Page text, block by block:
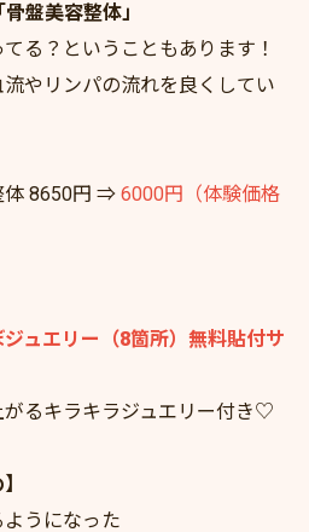
盤美容整体」
？ということもあります！
リンパの流れを良くしてい
8650円 ⇒ 6000円（体験価格
ュエリー（8箇所）無料貼付サ
るキラキラジュエリー付き♡
】
うになった